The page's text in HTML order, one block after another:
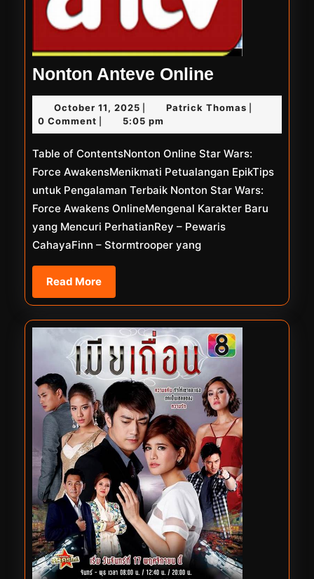
Nonton Anteve Online
Anteve
Online
October 11, 2025 October
11,
2025
Patrick ThomasPatrick
0 Comment 5:05 pm
Table of ContentsNonton Online Star Wars:
Force AwakensMenikmati Petualangan EpikTips
untuk Pengalaman Terbaik Nonton Star Wars:
Force Awakens OnlineMengenal Karakter Baru
yang Mencuri PerhatianRey – Pewaris
CahayaFinn – Stormtrooper yang
Read MoreRead
More